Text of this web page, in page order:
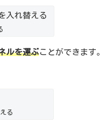
ルを運ぶことができます。
る